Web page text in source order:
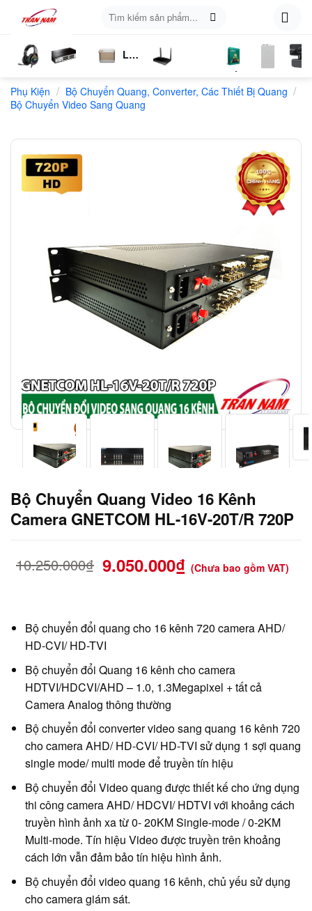
content
kiếm:
Nghe
Chia
Mạng
Loa
LTE
Sóng
Phần
Mềm
Kiện
Phụ Kiện / Bộ Chuyển Quang, Converter, Các Thiết Bị Quang /
Bộ Chuyển Video Sang Quang
Bộ Chuyển Quang Video 16 Kênh
Camera GNETCOM HL-16V-20T/R 720P
10.250.000₫ 9.050.000₫ (Chưa bao gồm VAT)
Bộ chuyển đổi quang cho 16 kênh 720 camera AHD/
HD-CVI/ HD-TVI
Bộ chuyển đổi Quang 16 kênh cho camera
HDTVI/HDCVI/AHD – 1.0, 1.3Megapixel + tất cả
Camera Analog thông thường
Bộ chuyển đổi converter video sang quang 16 kênh 720
cho camera AHD/ HD-CVI/ HD-TVI sử dụng 1 sợi quang
single mode/ multi mode để truyền tín hiệu
Bộ chuyển đổi Video quang được thiết kế cho ứng dụng
thi công camera AHD/ HDCVI/ HDTVI với khoảng cách
truyền hình ảnh xa từ 0- 20KM Single-mode / 0-2KM
Multi-mode. Tín hiệu Video được truyền trên khoảng
cách lớn vẫn đảm bảo tín hiệu hình ảnh.
Bộ chuyển đổi video quang 16 kênh, chủ yếu sử dụng
cho camera giám sát.